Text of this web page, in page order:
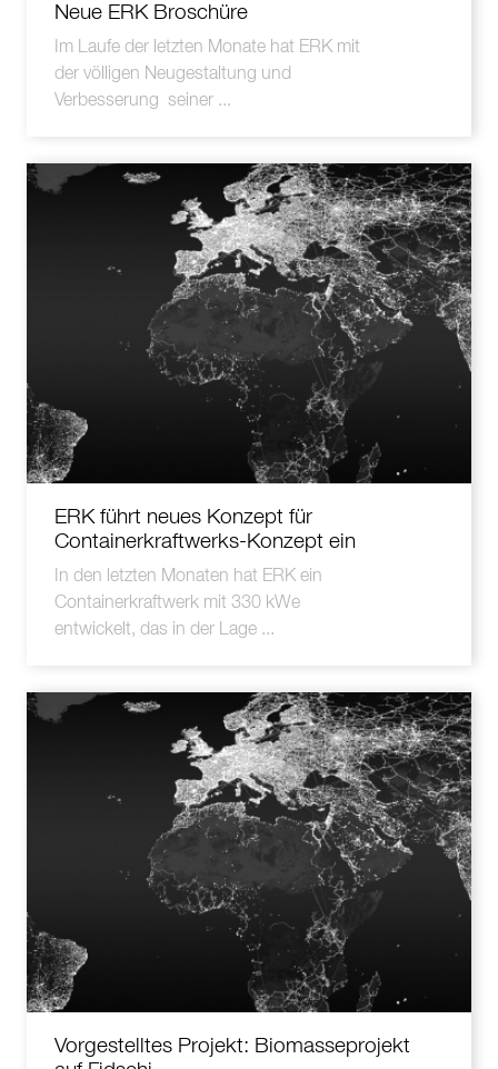
Neue ERK Broschüre
Im Laufe der letzten Monate hat ERK mit
der völligen Neugestaltung und
Verbesserung seiner ...
ERK führt neues Konzept für
Containerkraftwerks-Konzept ein
In den letzten Monaten hat ERK ein
Containerkraftwerk mit 330 kWe
entwickelt, das in der Lage ...
Vorgestelltes Projekt: Biomasseprojekt